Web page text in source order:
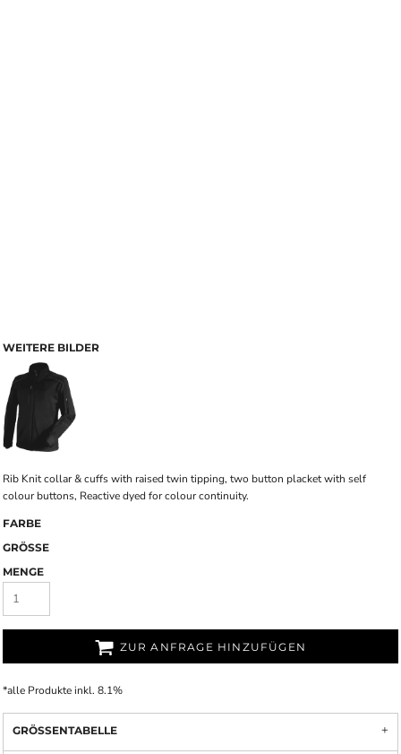
WEITERE BILDER
Rib Knit collar & cuffs with raised twin tipping, two button placket with self
colour buttons, Reactive dyed for colour continuity.
FARBE
GRÖSSE
MENGE
ZUR ANFRAGE HINZUFÜGEN
*alle Produkte inkl. 8.1%
GRÖSSENTABELLE